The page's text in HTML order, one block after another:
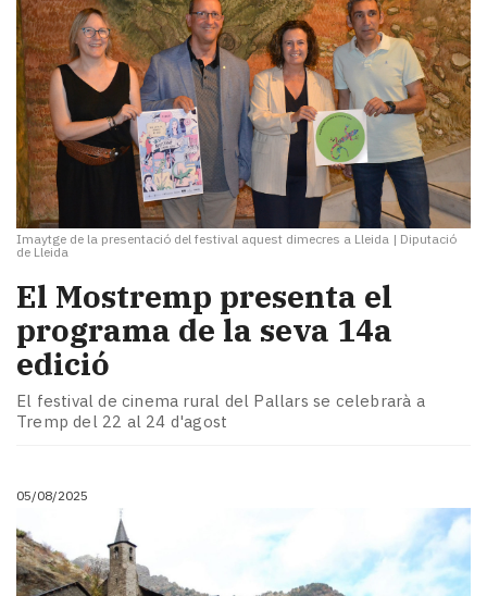
Imaytge de la presentació del festival aquest dimecres a Lleida | Diputació
de Lleida
El Mostremp presenta el
programa de la seva 14a
edició
El festival de cinema rural del Pallars se celebrarà a
Tremp del 22 al 24 d'agost
05/08/2025